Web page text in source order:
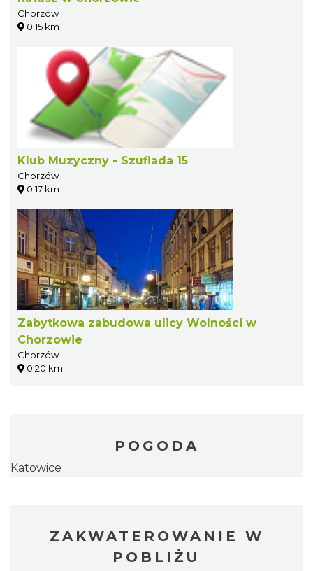
Chorzów
0.15 km
Klub Muzyczny - Szuflada 15
Chorzów
0.17 km
Zabytkowa zabudowa ulicy Wolności w
Chorzowie
Chorzów
0.20 km
POGODA
Katowice
ZAKWATEROWANIE W
POBLIŻU